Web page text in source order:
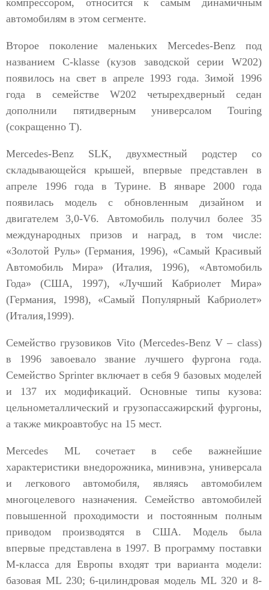
компрессором, относится к самым динамичным
автомобилям в этом сегменте.
Второе поколение маленьких Mercedes-Benz под
названием C-klasse (кузов заводской серии W202)
появилось на свет в апреле 1993 года. Зимой 1996
года в семействе W202 четырехдверный седан
дополнили пятидверным универсалом Touring
(сокращенно Т).
Mercedes-Benz SLK, двухместный родстер со
складывающейся крышей, впервые представлен в
апреле 1996 года в Турине. В январе 2000 года
появилась модель с обновленным дизайном и
двигателем 3,0-V6. Автомобиль получил более 35
международных призов и наград, в том числе:
«Золотой Руль» (Германия, 1996), «Самый Красивый
Автомобиль Мира» (Италия, 1996), «Автомобиль
Года» (США, 1997), «Лучший Кабриолет Мира»
(Германия, 1998), «Самый Популярный Кабриолет»
(Италия,1999).
Семейство грузовиков Vito (Mercedes-Benz V – class)
в 1996 завоевало звание лучшего фургона года.
Семейство Sprinter включает в себя 9 базовых моделей
и 137 их модификаций. Основные типы кузова:
цельнометаллический и грузопассажирский фургоны,
а также микроавтобус на 15 мест.
Mercedes ML сочетает в себе важнейшие
характеристики внедорожника, минивэна, универсала
и легкового автомобиля, являясь автомобилем
многоцелевого назначения. Семейство автомобилей
повышенной проходимости и постоянным полным
приводом производятся в США. Модель была
впервые представлена в 1997. В программу поставки
М-класса для Европы входят три варианта модели:
базовая ML 230; 6-цилиндровая модель ML 320 и 8-